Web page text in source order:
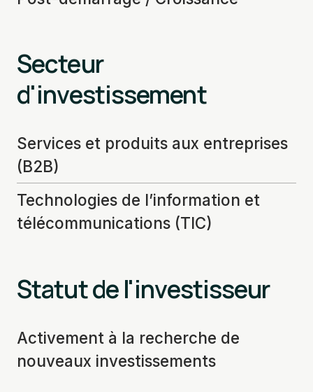
Secteur
d'investissement
Services et produits aux entreprises
(B2B)
Technologies de l’information et
télécommunications (TIC)
Statut de l'investisseur
Activement à la recherche de
nouveaux investissements